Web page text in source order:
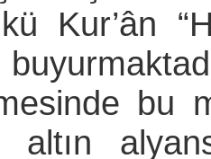
Kur’ân
bu